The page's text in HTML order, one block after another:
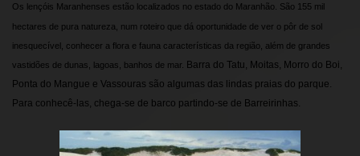
Os lençóis Maranhenses estão localizados no estado do Maranhão. São 155 mil
hectares de pura natureza, num roteiro que dá oportunidade de ver o pôr de sol
inesquecível, conhecer a flora e fauna características da região, além de grandes
vastidões de dunas, lagoas, banhos de mar. Barra do Tatu, Moitas, Morro do Boi,
Ponta do Mangue e Vassouras são algumas das lindas praias do parque.
Para conhecê-las, chega-se de barco partindo-se de Barreirinhas.